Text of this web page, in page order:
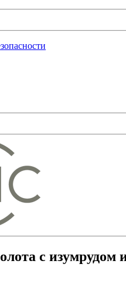
с изумрудом